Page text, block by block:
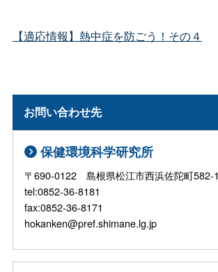
【適応情報】熱中症を防ごう！その４
お問い合わせ先
保健環境科学研究所
〒690-0122 島根県松江市西浜佐陀町582-1
tel:0852-36-8181
fax:0852-36-8171
hokanken@pref.shimane.lg.jp